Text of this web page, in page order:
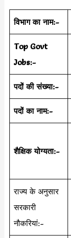
विभाग का नाम:-
Top Govt
Jobs:-
पदों की संख्या:-
पदों का नाम:-
शैक्षिक योग्यता:-
राज्य के अनुसार
सरकारी
नौकरियां:-